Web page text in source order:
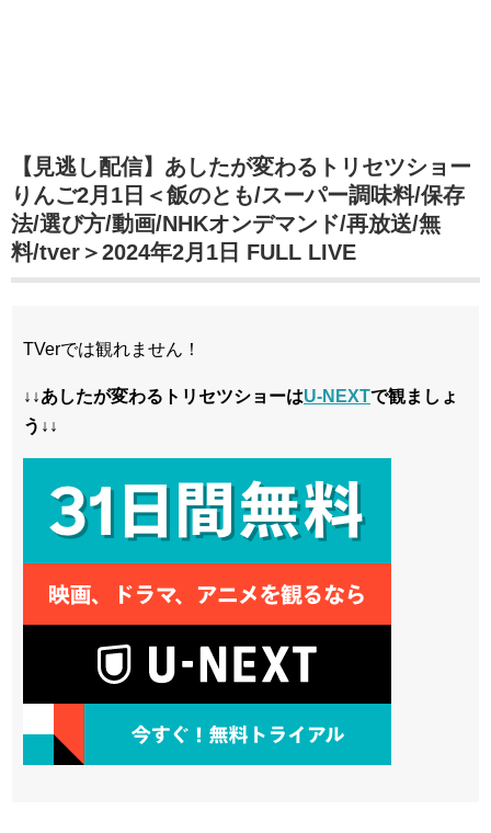
【見逃し配信】あしたが変わるトリセツショー
りんご2月1日＜飯のとも/スーパー調味料/保存
法/選び方/動画/NHKオンデマンド/再放送/無
料/tver＞2024年2月1日 FULL LIVE
TVerでは観れません！
↓↓あしたが変わるトリセツショーはU-NEXTで観ましょ
う↓↓